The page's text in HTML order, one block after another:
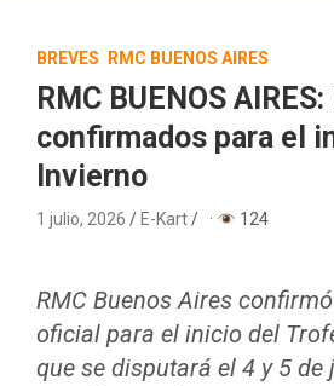
BREVES RMC BUENOS AIRES
RMC BUENOS
confirmados para el
Invierno
1 julio, 2026 E-Kart · 124
RMC Buenos Aires
oficial para el inicio del
que se disputará el 4 y 5 de